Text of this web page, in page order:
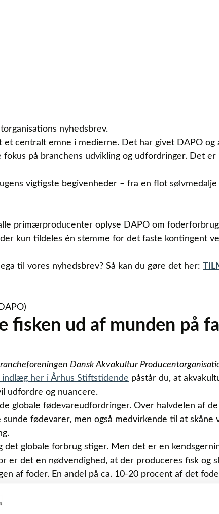
nyhedsbrev.
centralt emne i medierne. Det har givet DAPO
på branchens udvikling og udfordringer. Det
vigtigste begivenheder – fra en flot
primærproducenter oplyse DAPO om
kun tildeles én stemme for det faste kontingent
til vores nyhedsbrev? Så kan du gøre det her:
fisken ud af munden på
Dansk Akvakultur
indlæg her i Århus Stiftstidende påstår du, at
udfordre og nuancere.
globale fødevareudfordringer. Over halvdelen af
fødevarer, men også medvirkende til at
det globale forbrug stiger. Men det er en
er det en nødvendighed, at der produceres fisk og
af foder. En andel på ca. 10-20 procent af det
der findes i store mængder langs Europas
ressource, der primært anvendes til fiskemel og